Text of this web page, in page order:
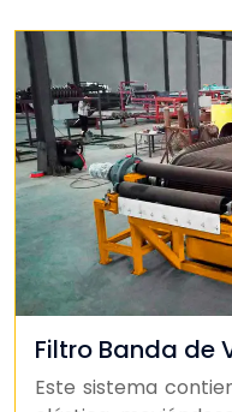
Filtro Banda de
Este sistema